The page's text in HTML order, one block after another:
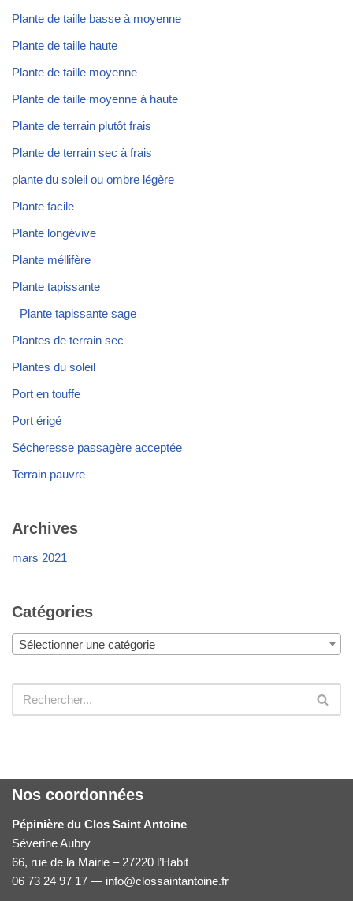
Plante de taille basse à moyenne
Plante de taille haute
Plante de taille moyenne
Plante de taille moyenne à haute
Plante de terrain plutôt frais
Plante de terrain sec à frais
plante du soleil ou ombre légère
Plante facile
Plante longévive
Plante méllifère
Plante tapissante
Plante tapissante sage
Plantes de terrain sec
Plantes du soleil
Port en touffe
Port érigé
Sécheresse passagère acceptée
Terrain pauvre
Archives
mars 2021
Catégories
Sélectionner une catégorie
Nos coordonnées
Pépinière du Clos Saint Antoine
Séverine Aubry
66, rue de la Mairie – 27220 l’Habit
06 73 24 97 17 — info@clossaintantoine.fr